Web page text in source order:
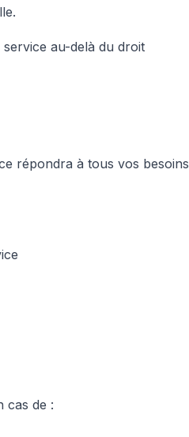
au-delà du droit
répondra à tous vos besoins
cas de :